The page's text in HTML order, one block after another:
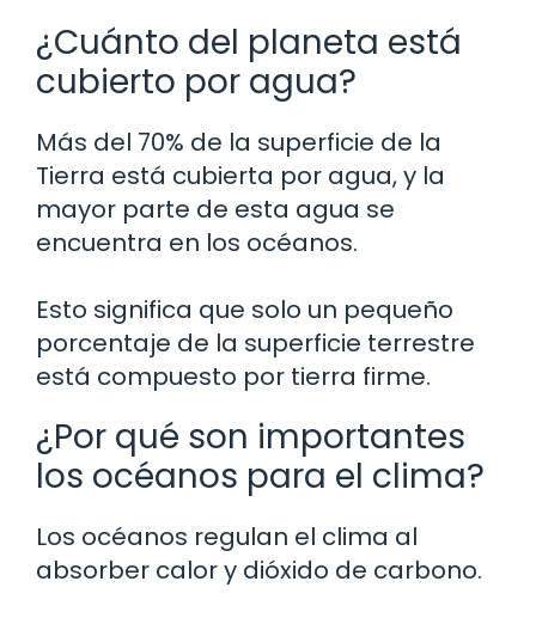
¿Cuánto del planeta está
cubierto por agua?
Más del 70% de la superficie de la
Tierra está cubierta por agua, y la
mayor parte de esta agua se
encuentra en los océanos.
Esto significa que solo un pequeño
porcentaje de la superficie terrestre
está compuesto por tierra firme.
¿Por qué son importantes
los océanos para el clima?
Los océanos regulan el clima al
absorber calor y dióxido de carbono.